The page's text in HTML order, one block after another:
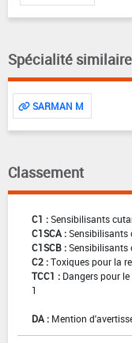
Spécialité
SARMAN M
Classement
C1 :Sensibilisants
C1SCA :Sensibilisants
C1SCB :Sensibilisants
C2 :Toxiques pour la
TCC1 : Dangers pour
1
DA : Mention